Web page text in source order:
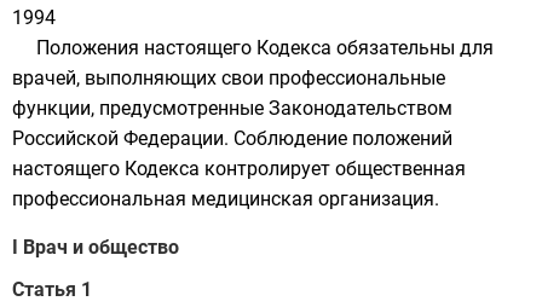
1994
Положения настоящего Кодекса обязательны для
врачей, выполняющих свои профессиональные
функции, предусмотренные Законодательством
Российской Федерации. Соблюдение положений
настоящего Кодекса контролирует общественная
профессиональная медицинская организация.
I Врач и общество
Статья 1